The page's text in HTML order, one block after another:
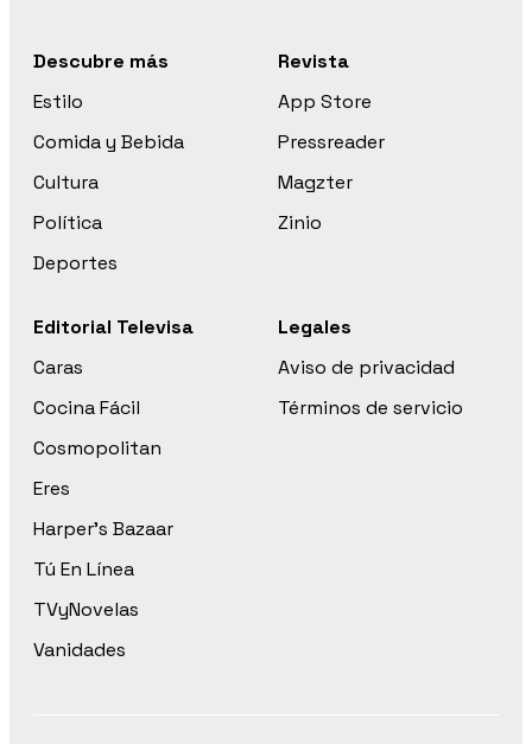
Descubre más
Estilo
Comida y Bebida
Cultura
Política
Deportes
Revista
App Store
Pressreader
Magzter
Zinio
Editorial Televisa
Caras
Cocina Fácil
Cosmopolitan
Eres
Harper’s Bazaar
Tú En Línea
TVyNovelas
Vanidades
Legales
Aviso de privacidad
Términos de servicio